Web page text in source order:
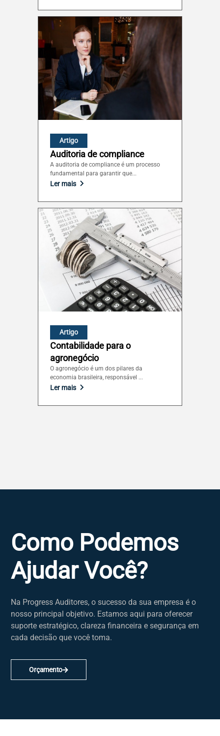
Artigo
Auditoria de compliance
A auditoria de compliance é um processo
fundamental para garantir que...
Ler mais
Artigo
Contabilidade para o
agronegócio
O agronegócio é um dos pilares da
economia brasileira, responsável ...
Ler mais
Como Podemos
Ajudar Você?
Na Progress Auditores, o sucesso da sua empresa é o
nosso principal objetivo. Estamos aqui para oferecer
suporte estratégico, clareza financeira e segurança em
cada decisão que você toma.
Orçamento